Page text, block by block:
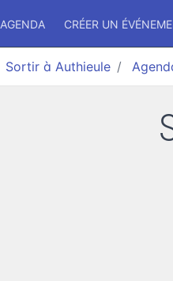
AGENDA CRÉER UN
Sortir à Authieule